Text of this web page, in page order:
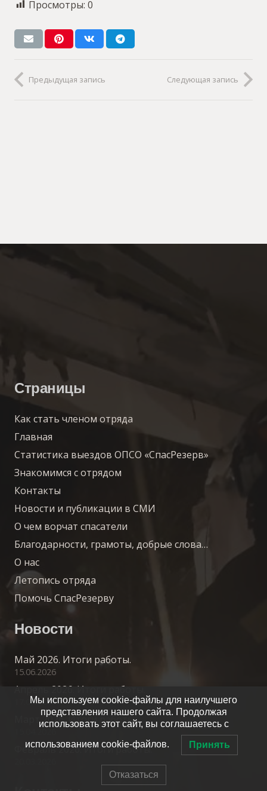
Просмотры: 0
Предыдущая запись Следующая запись
Страницы
Как стать членом отряда
Главная
Статистика выездов ОПСО «СпасРезерв»
Знакомимся с отрядом
Контакты
Новости и публикации в СМИ
О чем ворчат спасатели
Благодарности, грамоты, добрые слова…
О нас
Летопись отряда
Помочь СпасРезерву
Новости
Май 2026. Итоги работы.
15.06.2026
Апрель 2026. Итоги работы.
17.05.2026
Март 2026. Итоги работы.
Февраль 2026. Итоги работы.
Мы используем cookie-файлы для наилучшего
представления нашего сайта. Продолжая
использовать этот сайт, вы соглашаетесь с
использованием cookie-файлов. Принять
Отказаться